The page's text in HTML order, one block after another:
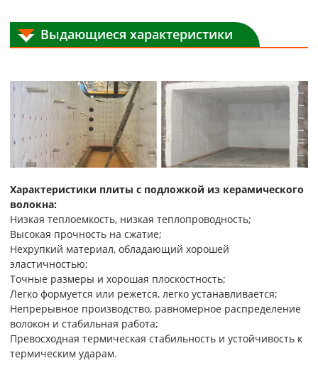
Выдающиеся характеристики
Характеристики плиты с подложкой из керамического
волокна:
Низкая теплоемкость, низкая теплопроводность;
Высокая прочность на сжатие;
Нехрупкий материал, обладающий хорошей
эластичностью;
Точные размеры и хорошая плоскостность;
Легко формуется или режется, легко устанавливается;
Непрерывное производство, равномерное распределение
волокон и стабильная работа;
Превосходная термическая стабильность и устойчивость к
термическим ударам.